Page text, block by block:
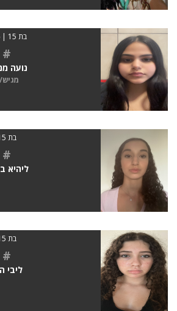
בת 15 | 166
#
נועה
בת 15
#
ליהיא
בת 15
#
ליבי